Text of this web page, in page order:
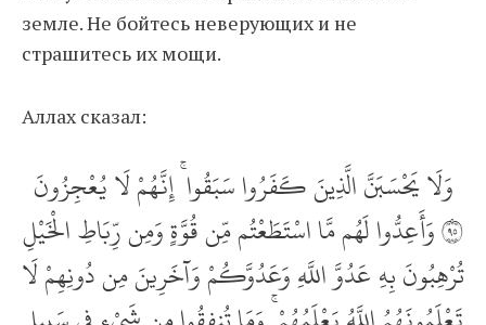
земле. Не бойтесь неверующих и не
страшитесь их мощи.
Аллах сказал:
وَلَا يَحْسَبَنَّ الَّذِينَ كَفَرُوا سَبَقُوا ۚ إِنَّهُمْ لَا يُعْجِزُونَ
‎٥٩‏ وَأَعِدُّوا لَهُم مَّا اسْتَطَعْتُم مِّن قُوَّةٍ وَمِن رِّبَاطِ الْخَيْلِ
تُرْهِبُونَ بِهِ عَدُوَّ اللَّهِ وَعَدُوَّكُمْ وَآخَرِينَ مِن دُونِهِمْ لَا